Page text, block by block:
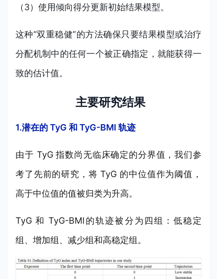
（3）使用倾向得分更新初始结果模型。
这种“双重稳健”的方法确保只要结果模型或治疗
分配机制中的任何一个被正确指定，就能获得一
致的估计值。
主要研究结果
1.潜在的 TyG 和 TyG-BMI 轨迹
由于 TyG 指数尚无临床确定的分界值，我们参
考了先前的研究，将 TyG 的中位值作为阈值，
高于中位值的值被归类为升高。
TyG 和 TyG-BMI的轨迹被分为四组：低稳定
组、增加组、减少组和高稳定组。